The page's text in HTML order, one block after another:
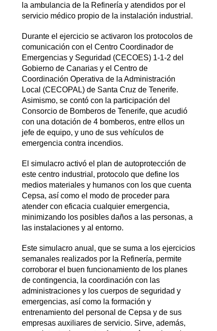
la ambulancia de la Refinería y atendidos por el
servicio médico propio de la instalación industrial.
Durante el ejercicio se activaron los protocolos de
comunicación con el Centro Coordinador de
Emergencias y Seguridad (CECOES) 1-1-2 del
Gobierno de Canarias y el Centro de
Coordinación Operativa de la Administración
Local (CECOPAL) de Santa Cruz de Tenerife.
Asimismo, se contó con la participación del
Consorcio de Bomberos de Tenerife, que acudió
con una dotación de 4 bomberos, entre ellos un
jefe de equipo, y uno de sus vehículos de
emergencia contra incendios.
El simulacro activó el plan de autoprotección de
este centro industrial, protocolo que define los
medios materiales y humanos con los que cuenta
Cepsa, así como el modo de proceder para
atender con eficacia cualquier emergencia,
minimizando los posibles daños a las personas, a
las instalaciones y al entorno.
Este simulacro anual, que se suma a los ejercicios
semanales realizados por la Refinería, permite
corroborar el buen funcionamiento de los planes
de contingencia, la coordinación con las
administraciones y los cuerpos de seguridad y
emergencias, así como la formación y
entrenamiento del personal de Cepsa y de sus
empresas auxiliares de servicio. Sirve, además,